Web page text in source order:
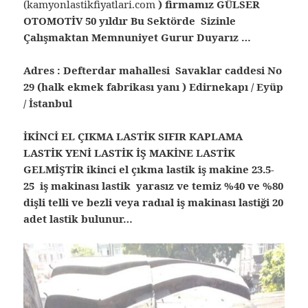
(kamyonlastikfiyatlari.com ) firmamız GÜLSER
OTOMOTİV 50 yıldır Bu Sektörde Sizinle
Çalışmaktan Memnuniyet Gurur Duyarız …
Adres : Defterdar mahallesi Savaklar caddesi No
29 (halk ekmek fabrikası yanı ) Edirnekapı / Eyüp
/ İstanbul
İKİNCİ EL ÇIKMA LASTİK SIFIR KAPLAMA
LASTİK YENİ LASTİK İŞ MAKİNE LASTİK
GELMİŞTİR ikinci el çıkma lastik iş makine 23.5-
25 iş makinası lastik yarasız ve temiz %40 ve %80
dişli telli ve bezli veya radıal iş makinası lastiği 20
adet lastik bulunur…